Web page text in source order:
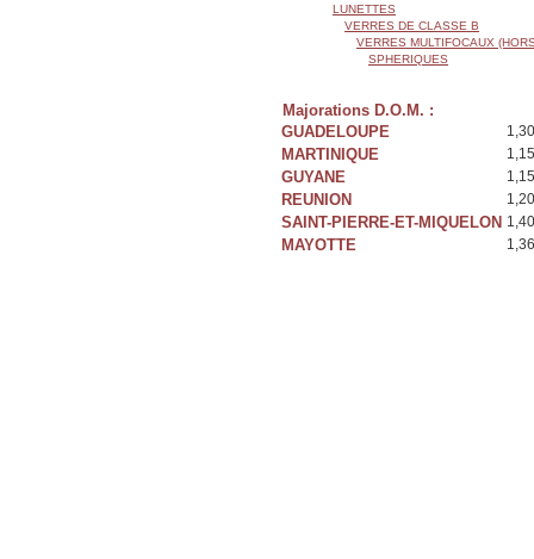
LUNETTES
VERRES DE CLASSE B
VERRES MULTIFOCAUX
SPHERIQUES
Majorations D.O.M. :
GUADELOUPE
MARTINIQUE
GUYANE
REUNION
SAINT-PIERRE-ET-MIQUELON
MAYOTTE